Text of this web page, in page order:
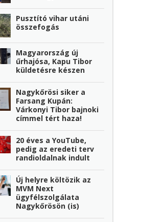
Pusztító vihar utáni
összefogás
Magyarország új
űrhajósa, Kapu Tibor
küldetésre készen
Nagykőrösi siker a
Farsang Kupán:
Várkonyi Tibor bajnoki
címmel tért haza!
20 éves a YouTube,
pedig az eredeti terv
randioldalnak indult
Új helyre költözik az
MVM Next
ügyfélszolgálata
Nagykőrösön (is)